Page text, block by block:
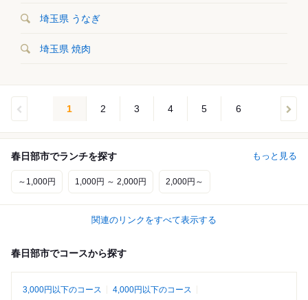
埼玉県 うなぎ
埼玉県 焼肉
1 2 3 4 5 6
春日部市でランチを探す もっと見る
～1,000円 1,000円 ～ 2,000円 2,000円～
関連のリンクをすべて表示する
春日部市でコースから探す
3,000円以下のコース
4,000円以下のコース